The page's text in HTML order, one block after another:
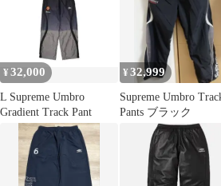
¥32,000
L Supreme Umbro
Gradient Track Pant
¥32,999
Supreme Umbro
Pants ブラック